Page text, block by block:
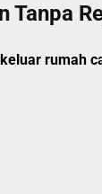
Tanpa
rumah